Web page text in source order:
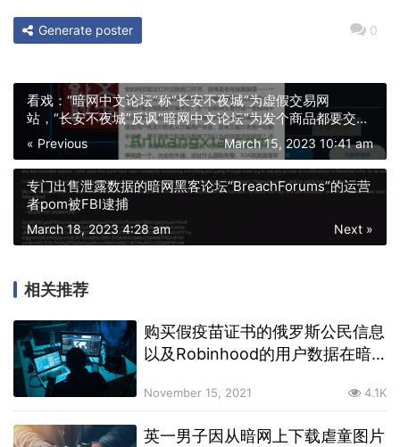
0
Generate poster
看戏：“暗网中文论坛”称“长安不夜城”为虚假交易网
站，“长安不夜城”反讽“暗网中文论坛”为发个商品都要交钱
的诈骗平台
« Previous March 15, 2023 10:41 am
专门出售泄露数据的暗网黑客论坛“BreachForums”的运营
者pom被FBI逮捕
Next »
March 18, 2023 4:28 am
相关推荐
购买假疫苗证书的俄罗斯公民信息
以及Robinhood的用户数据在暗
November 15, 2021 4.1K
英一男子因从暗网上下载虐童图片